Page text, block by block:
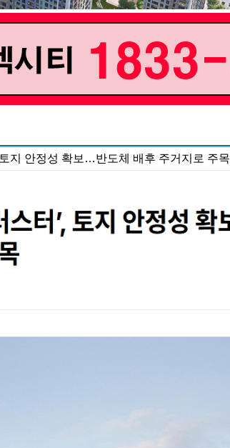
토지 안정성 확보…반도체 배후 주거지로 주목